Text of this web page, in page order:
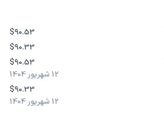
$90.53
$90.33
$90.53
12 شهریور 1404
$90.33
12 شهریور 1404